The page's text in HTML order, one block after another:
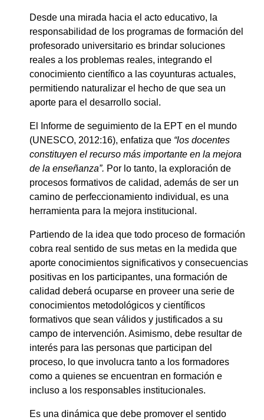
Desde una mirada hacia el acto educativo, la
responsabilidad de los programas de formación del
profesorado universitario es brindar soluciones
reales a los problemas reales, integrando el
conocimiento científico a las coyunturas actuales,
permitiendo naturalizar el hecho de que sea un
aporte para el desarrollo social.
El Informe de seguimiento de la EPT en el mundo
(UNESCO, 2012:16), enfatiza que “los docentes
constituyen el recurso más importante en la mejora
de la enseñanza”. Por lo tanto, la exploración de
procesos formativos de calidad, además de ser un
camino de perfeccionamiento individual, es una
herramienta para la mejora institucional.
Partiendo de la idea que todo proceso de formación
cobra real sentido de sus metas en la medida que
aporte conocimientos significativos y consecuencias
positivas en los participantes, una formación de
calidad deberá ocuparse en proveer una serie de
conocimientos metodológicos y científicos
formativos que sean válidos y justificados a su
campo de intervención. Asimismo, debe resultar de
interés para las personas que participan del
proceso, lo que involucra tanto a los formadores
como a quienes se encuentran en formación e
incluso a los responsables institucionales.
Es una dinámica que debe promover el sentido